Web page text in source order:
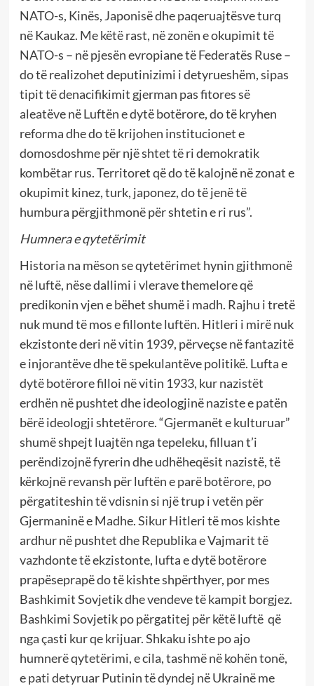
NATO-s, Kinës, Japonisë dhe paqeruajtësve turq
në Kaukaz. Me këtë rast, në zonën e okupimit të
NATO-s – në pjesën evropiane të Federatës Ruse –
do të realizohet deputinizimi i detyrueshëm, sipas
tipit të denacifikimit gjerman pas fitores së
aleatëve në Luftën e dytë botërore, do të kryhen
reforma dhe do të krijohen institucionet e
domosdoshme për një shtet të ri demokratik
kombëtar rus. Territoret që do të kalojnë në zonat e
okupimit kinez, turk, japonez, do të jenë të
humbura përgjithmonë për shtetin e ri rus”.
Humnera e qytetërimit
Historia na mëson se qytetërimet hynin gjithmonë
në luftë, nëse dallimi i vlerave themelore që
predikonin vjen e bëhet shumë i madh. Rajhu i tretë
nuk mund të mos e fillonte luftën. Hitleri i mirë nuk
ekzistonte deri në vitin 1939, përveçse në fantazitë
e injorantëve dhe të spekulantëve politikë. Lufta e
dytë botërore filloi në vitin 1933, kur nazistët
erdhën në pushtet dhe ideologjinë naziste e patën
bërë ideologji shtetërore. “Gjermanët e kulturuar”
shumë shpejt luajtën nga tepeleku, filluan t’i
perëndizojnë fyrerin dhe udhëheqësit nazistë, të
kërkojnë revansh për luftën e parë botërore, po
përgatiteshin të vdisnin si një trup i vetën për
Gjermaninë e Madhe. Sikur Hitleri të mos kishte
ardhur në pushtet dhe Republika e Vajmarit të
vazhdonte të ekzistonte, lufta e dytë botërore
prapëseprapë do të kishte shpërthyer, por mes
Bashkimit Sovjetik dhe vendeve të kampit borgjez.
Bashkimi Sovjetik po përgatitej për këtë luftë që
nga çasti kur qe krijuar. Shkaku ishte po ajo
humnerë qytetërimi, e cila, tashmë në kohën tonë,
e pati detyruar Putinin të dyndej në Ukrainë me